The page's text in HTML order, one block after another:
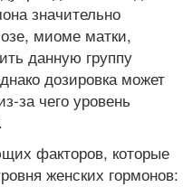
значительно
миоме матки,
данную группу
дозировка может
за чего уровень
факторов, которые
женских гормонов: